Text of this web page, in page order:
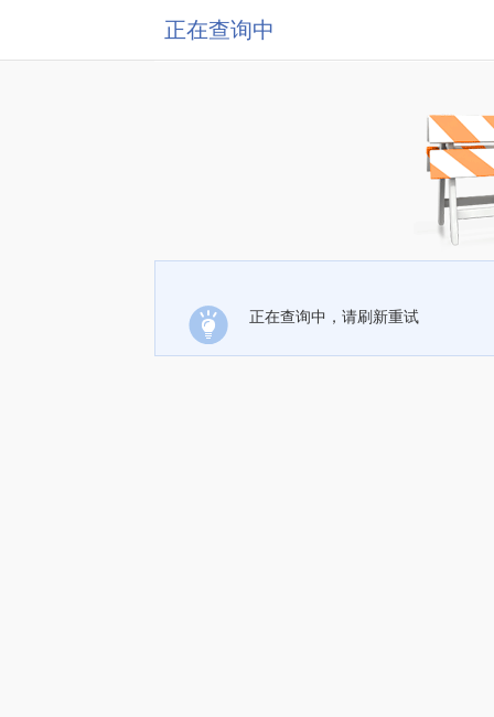
正在查询中
正在查询中，请刷新重试